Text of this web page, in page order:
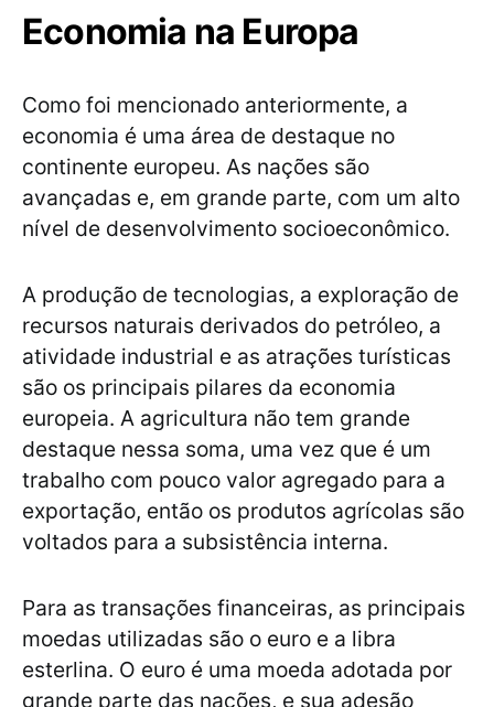
Economia na Europa
Como foi mencionado anteriormente, a
economia é uma área de destaque no
continente europeu. As nações são
avançadas e, em grande parte, com um alto
nível de desenvolvimento socioeconômico.
A produção de tecnologias, a exploração de
recursos naturais derivados do petróleo, a
atividade industrial e as atrações turísticas
são os principais pilares da economia
europeia. A agricultura não tem grande
destaque nessa soma, uma vez que é um
trabalho com pouco valor agregado para a
exportação, então os produtos agrícolas são
voltados para a subsistência interna.
Para as transações financeiras, as principais
moedas utilizadas são o euro e a libra
esterlina. O euro é uma moeda adotada por
grande parte das nações, e sua adesão